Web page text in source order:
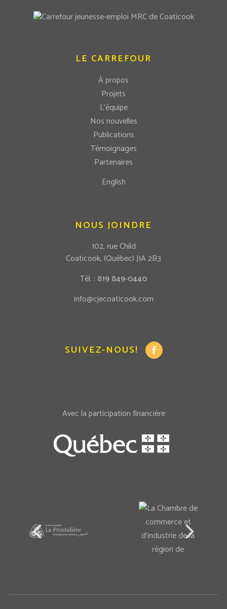
LE CARREFOUR
À propos
Projets
L’équipe
Nos nouvelles
Publications
Témoignages
Partenaires
English
NOUS JOINDRE
102, rue Child
Coaticook, (Québec) J1A 2B3
Tél. : 819 849-0440
info@cjecoaticook.com
SUIVEZ-NOUS!
Avec la participation financière